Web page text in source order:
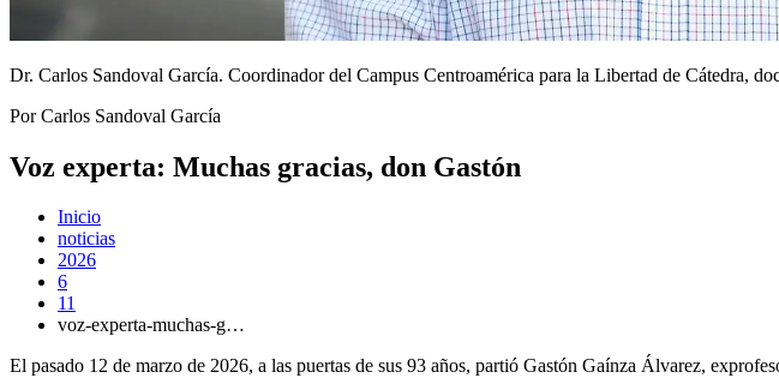
Dr. Carlos Sandoval García. Coordinador del Campus Centroamérica para la Libertad de Cátedra,
Por Carlos Sandoval García
Voz experta: Muchas gracias, don Gastón
Inicio
noticias
2026
6
11
voz-experta-muchas-g…
El pasado 12 de marzo de 2026, a las puertas de sus 93 años, partió Gastón Gaínza Álvarez,